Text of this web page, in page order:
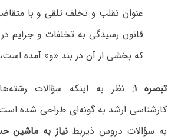
عنوان تقلب و تخلف تلقی و با
قانون رسیدگی به تخلفات و جرایم
که بخشی از آن در بند «و» آمده
تبصره ۱:
نظر به اینکه سؤالات
کارشناسی ارشد به گونه‌ای طراحی شده
به سؤالات دروس ذیربطنیاز به ماشین